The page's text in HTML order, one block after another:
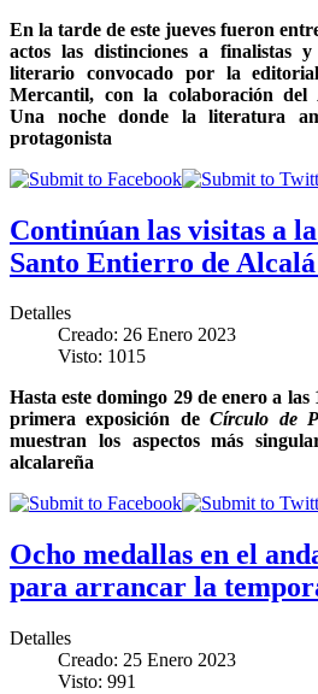
En la tarde de este jueves fueron
actos las distinciones a finalistas
literario convocado por la
Mercantil, con la colaboración del
Una noche donde la literatura
protagonista
Continúan las visitas a
Santo Entierro de
Detalles
Creado: 26 Enero 2023
Visto: 1015
Hasta este domingo 29 de enero a
primera exposición deCírculo de
muestran los aspectos más
alcalareña
Ocho medallas en el
para arrancar la
Detalles
Creado: 25 Enero 2023
Visto: 991